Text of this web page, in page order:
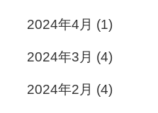
2024年4月 (1)
2024年3月 (4)
2024年2月 (4)